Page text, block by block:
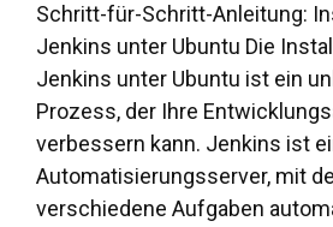
Schritt-für-Schritt-Anleitung:
Jenkins unter Ubuntu Die
Jenkins unter Ubuntu ist ein
Prozess, der Ihre
verbessern kann. Jenkins ist
Automatisierungsserver, mit
verschiedene Aufgaben